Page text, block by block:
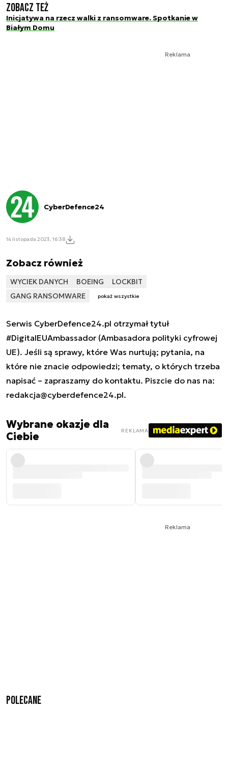
Zobacz też
Inicjatywa na rzecz walki z ransomware. Spotkanie w
Białym Domu
Reklama
CyberDefence24
14 listopada 2023, 16:38
Zobacz również
WYCIEK DANYCH BOEING
LOCKBIT
GANG RANSOMWARE
pokaż wszystkie
Serwis CyberDefence24.pl otrzymał tytuł
#DigitalEUAmbassador (Ambasadora polityki cyfrowej
UE). Jeśli są sprawy, które Was nurtują; pytania, na
które nie znacie odpowiedzi; tematy, o których trzeba
napisać – zapraszamy do kontaktu. Piszcie do nas na:
redakcja@cyberdefence24.pl.
Wybrane okazje dla
Ciebie
REKLAMA
Reklama
Polecane